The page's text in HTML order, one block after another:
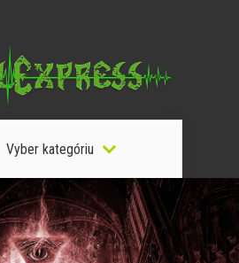
Vyber kategóriu